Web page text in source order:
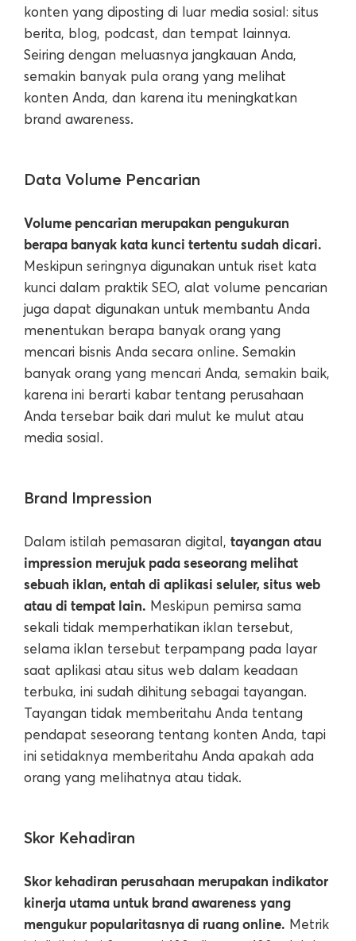
konten yang diposting di luar media sosial: situs
berita, blog, podcast, dan tempat lainnya.
Seiring dengan meluasnya jangkauan Anda,
semakin banyak pula orang yang melihat
konten Anda, dan karena itu meningkatkan
brand awareness.
Data Volume Pencarian
Volume pencarian merupakan pengukuran
berapa banyak kata kunci tertentu sudah dicari.
Meskipun seringnya digunakan untuk riset kata
kunci dalam praktik SEO, alat volume pencarian
juga dapat digunakan untuk membantu Anda
menentukan berapa banyak orang yang
mencari bisnis Anda secara online. Semakin
banyak orang yang mencari Anda, semakin baik,
karena ini berarti kabar tentang perusahaan
Anda tersebar baik dari mulut ke mulut atau
media sosial.
Brand Impression
Dalam istilah pemasaran digital, tayangan atau
impression merujuk pada seseorang melihat
sebuah iklan, entah di aplikasi seluler, situs web
atau di tempat lain. Meskipun pemirsa sama
sekali tidak memperhatikan iklan tersebut,
selama iklan tersebut terpampang pada layar
saat aplikasi atau situs web dalam keadaan
terbuka, ini sudah dihitung sebagai tayangan.
Tayangan tidak memberitahu Anda tentang
pendapat seseorang tentang konten Anda, tapi
ini setidaknya memberitahu Anda apakah ada
orang yang melihatnya atau tidak.
Skor Kehadiran
Skor kehadiran perusahaan merupakan indikator
kinerja utama untuk brand awareness yang
mengukur popularitasnya di ruang online. Metrik